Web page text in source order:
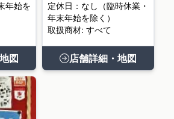
年始を
図
定休日：なし（臨時休業・
年末年始を除く）
取扱商材: すべて
店舗詳細・地図